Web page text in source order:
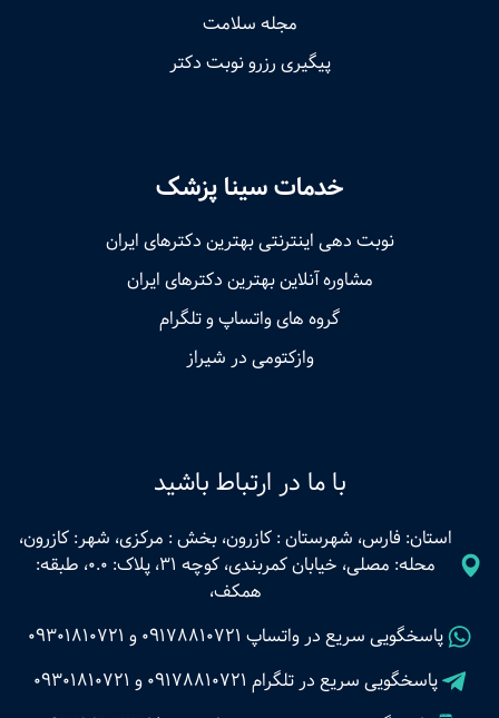
مجله سلامت
پیگیری رزرو نوبت دکتر
خدمات سینا پزشک
نوبت‌ دهی اینترنتی بهترین دکترهای ایران
مشاوره آنلاین بهترین دکترهای ایران
گروه های واتساپ و تلگرام
وازکتومی در شیراز
با ما در ارتباط باشید
استان: فارس، شهرستان : کازرون، بخش : مرکزی، شهر: کازرون،
محله: مصلی، خیابان کمربندی، کوچه 31، پلاک: 0.0، طبقه:
همکف،
پاسخگویی سریع در واتساپ 09178810721 و 09301810721
پاسخگویی سریع در تلگرام 09178810721 و 09301810721